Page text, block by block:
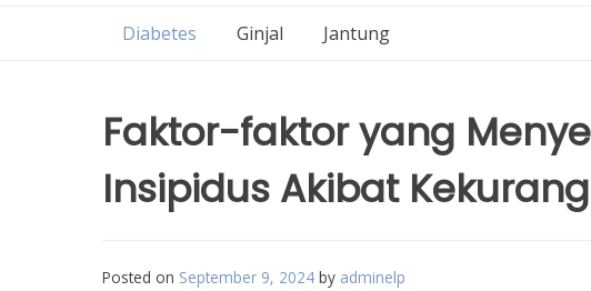
Diabetes Ginjal Jantung
Faktor-faktor yang
Insipidus Akibat
Posted on September 9, 2024 by adminelp